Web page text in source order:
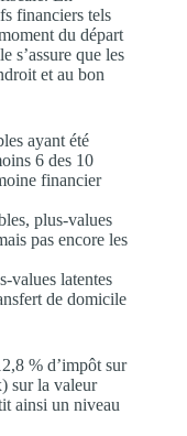
financiers tels
du départ
s’assure que les
et au bon
ayant été
6 des 10
financier
plus-values
pas encore les
values latentes
de domicile
% d’impôt sur
sur la valeur
ainsi un niveau